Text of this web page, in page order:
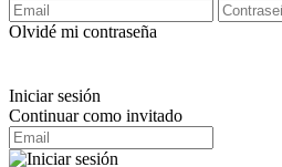
Olvidé mi contraseña
Iniciar sesión
Continuar como invitado